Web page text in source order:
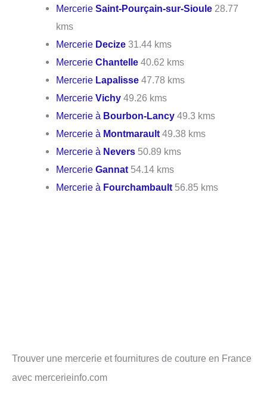
MercerieSaint-Pourçain-sur-Sioule 28.77
kms
Mercerie Decize 31.44 kms
MercerieChantelle 40.62 kms
Mercerie Lapalisse 47.78 kms
MercerieVichy 49.26 kms
Mercerie à Bourbon-Lancy 49.3 kms
Mercerie à Montmarault 49.38 kms
Mercerie à Nevers 50.89 kms
MercerieGannat 54.14 kms
Mercerie à Fourchambault 56.85 kms
Trouver une mercerie et fournitures de couture en France
avec mercerieinfo.com